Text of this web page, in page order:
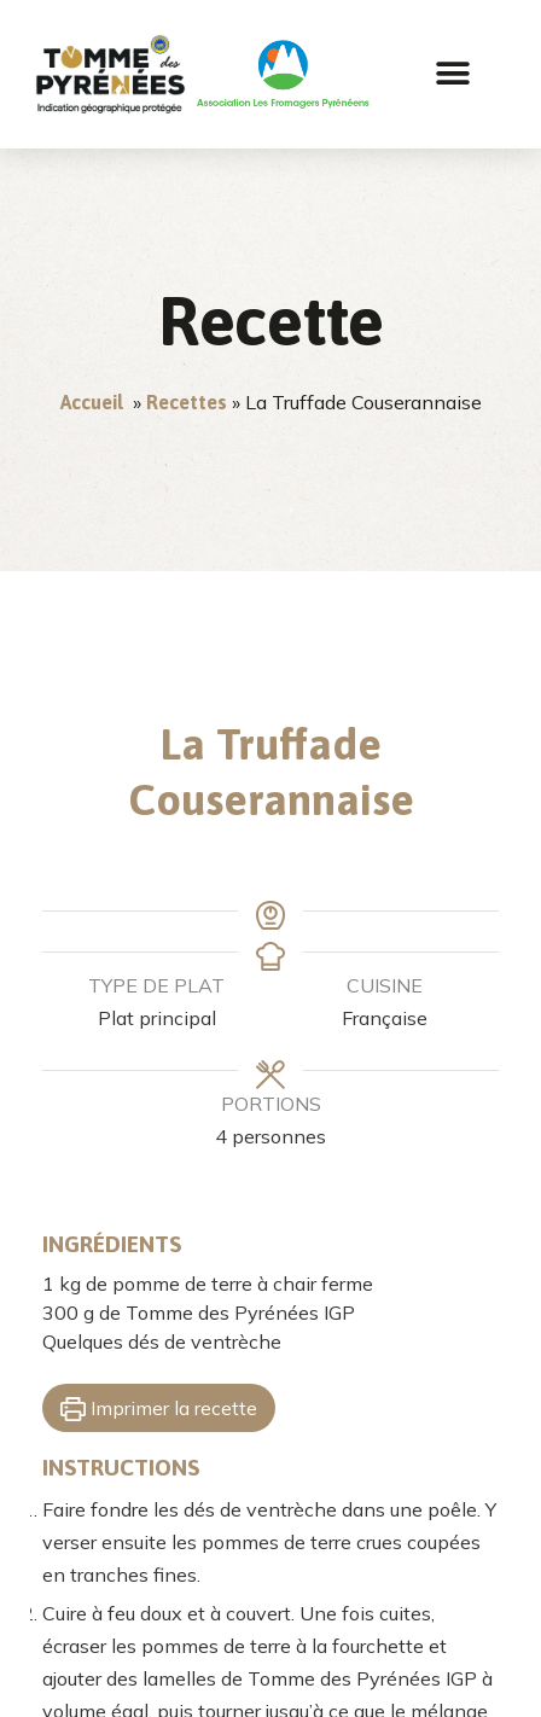
Recette
Accueil » Recettes » La Truffade Couserannaise
La Truffade
Couserannaise
TYPE DE PLAT
Plat principal
CUISINE
Française
PORTIONS
4 personnes
INGRÉDIENTS
1 kg de pomme de terre à chair ferme
300 g de Tomme des Pyrénées IGP
Quelques dés de ventrèche
Imprimer la recette
INSTRUCTIONS
Faire fondre les dés de ventrèche dans une poêle. Y
verser ensuite les pommes de terre crues coupées
en tranches fines.
Cuire à feu doux et à couvert. Une fois cuites,
écraser les pommes de terre à la fourchette et
ajouter des lamelles de Tomme des Pyrénées IGP à
volume égal, puis tourner jusqu’à ce que le mélange